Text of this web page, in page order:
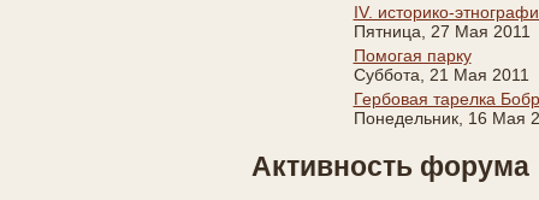
IV. историко-
Пятница, 27 Мая 2011
Помогая парку
Суббота, 21 Мая 2011
Гербовая тарелка
Понедельник, 16 Мая
Активность форума